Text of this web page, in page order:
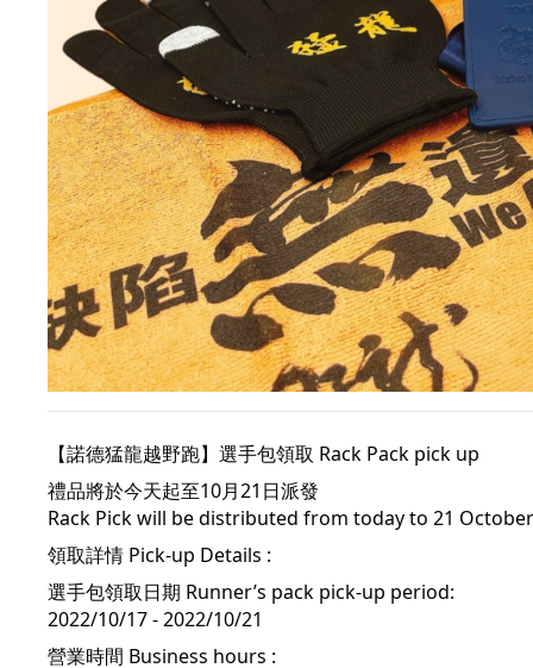
【諾德猛龍越野跑】選手包領取 Rack Pack pick up
禮品將於今天起至10月21日派發
Rack Pick will be distributed from today to 21
領取詳情 Pick-up Details :
選手包領取日期 Runner’s pack pick-up period:
2022/10/17 - 2022/10/21
營業時間 Business hours :